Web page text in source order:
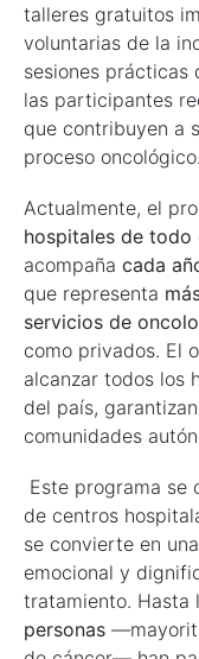
talleres gratuitos
voluntarias de la
sesiones prácticas
las participantes
que contribuyen a
proceso oncológico.
Actualmente, el
hospitales de
acompaña cada
que representa
servicios de
como privados. El
alcanzar todos los
del país,
comunidades
Este programa se
de centros
se convierte en
emocional y
tratamiento. Hasta
personas